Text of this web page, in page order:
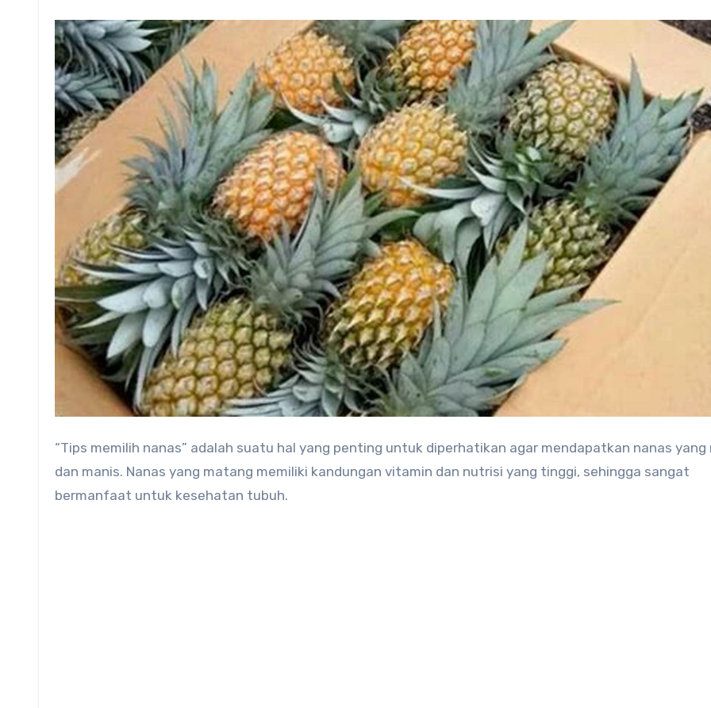
“Tips memilih nanas” adalah suatu hal yang penting untuk diperhatikan agar mendapatkan nanas yang matang
dan manis. Nanas yang matang memiliki kandungan vitamin dan nutrisi yang tinggi, sehingga sangat
bermanfaat untuk kesehatan tubuh.